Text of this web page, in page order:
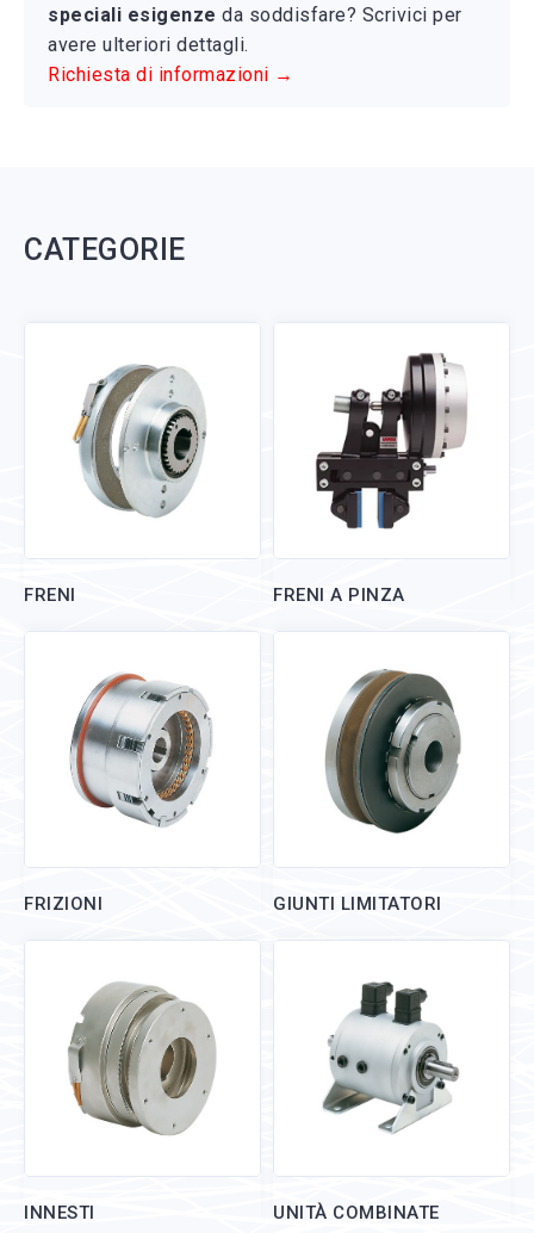
speciali esigenze da soddisfare? Scrivici per
avere ulteriori dettagli.
Richiesta di informazioni →
CATEGORIE
FRENI FRENI A PINZA
FRIZIONI GIUNTI LIMITATORI
INNESTI UNITÀ COMBINATE